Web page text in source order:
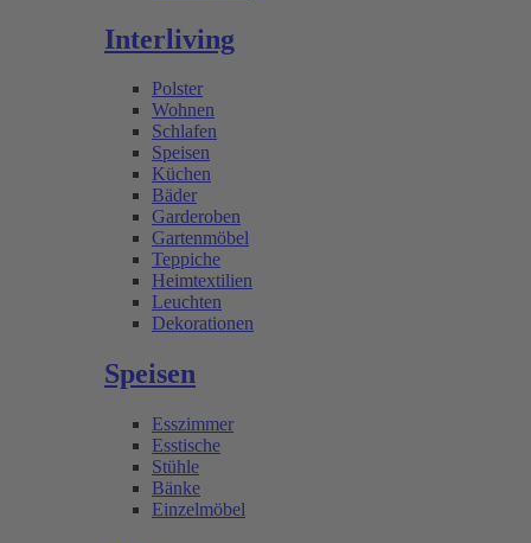
Interliving
Polster
Wohnen
Schlafen
Speisen
Küchen
Bäder
Garderoben
Gartenmöbel
Teppiche
Heimtextilien
Leuchten
Dekorationen
Speisen
Esszimmer
Esstische
Stühle
Bänke
Einzelmöbel